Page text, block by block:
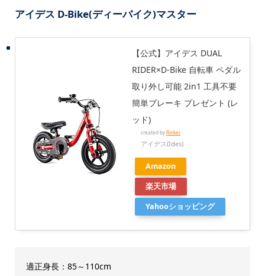
アイデス D-Bike(ディーバイク)マスター
【公式】アイデス DUAL
RIDER×D-Bike 自転車 ペダル
取り外し可能 2in1 工具不要
簡単ブレーキ プレゼント (レ
ッド)
created byRinker
アイデス(Ides)
Amazon
楽天市場
Yahooショッピング
適正身長：85～110cm